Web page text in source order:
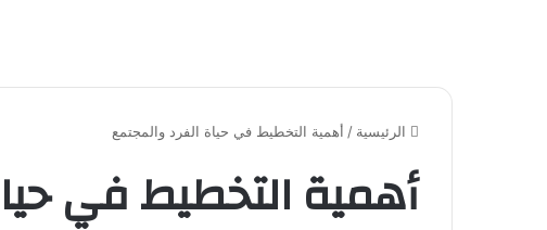
الرئيسية / أهمية التخطيط في حياة الفرد والمجتمع
أهمية التخطيط في